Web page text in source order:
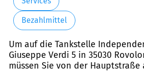
Bezahlmittel
Um auf die Tankstelle
Giuseppe Verdi 5 in 35030
müssen Sie von der Hauptstraße